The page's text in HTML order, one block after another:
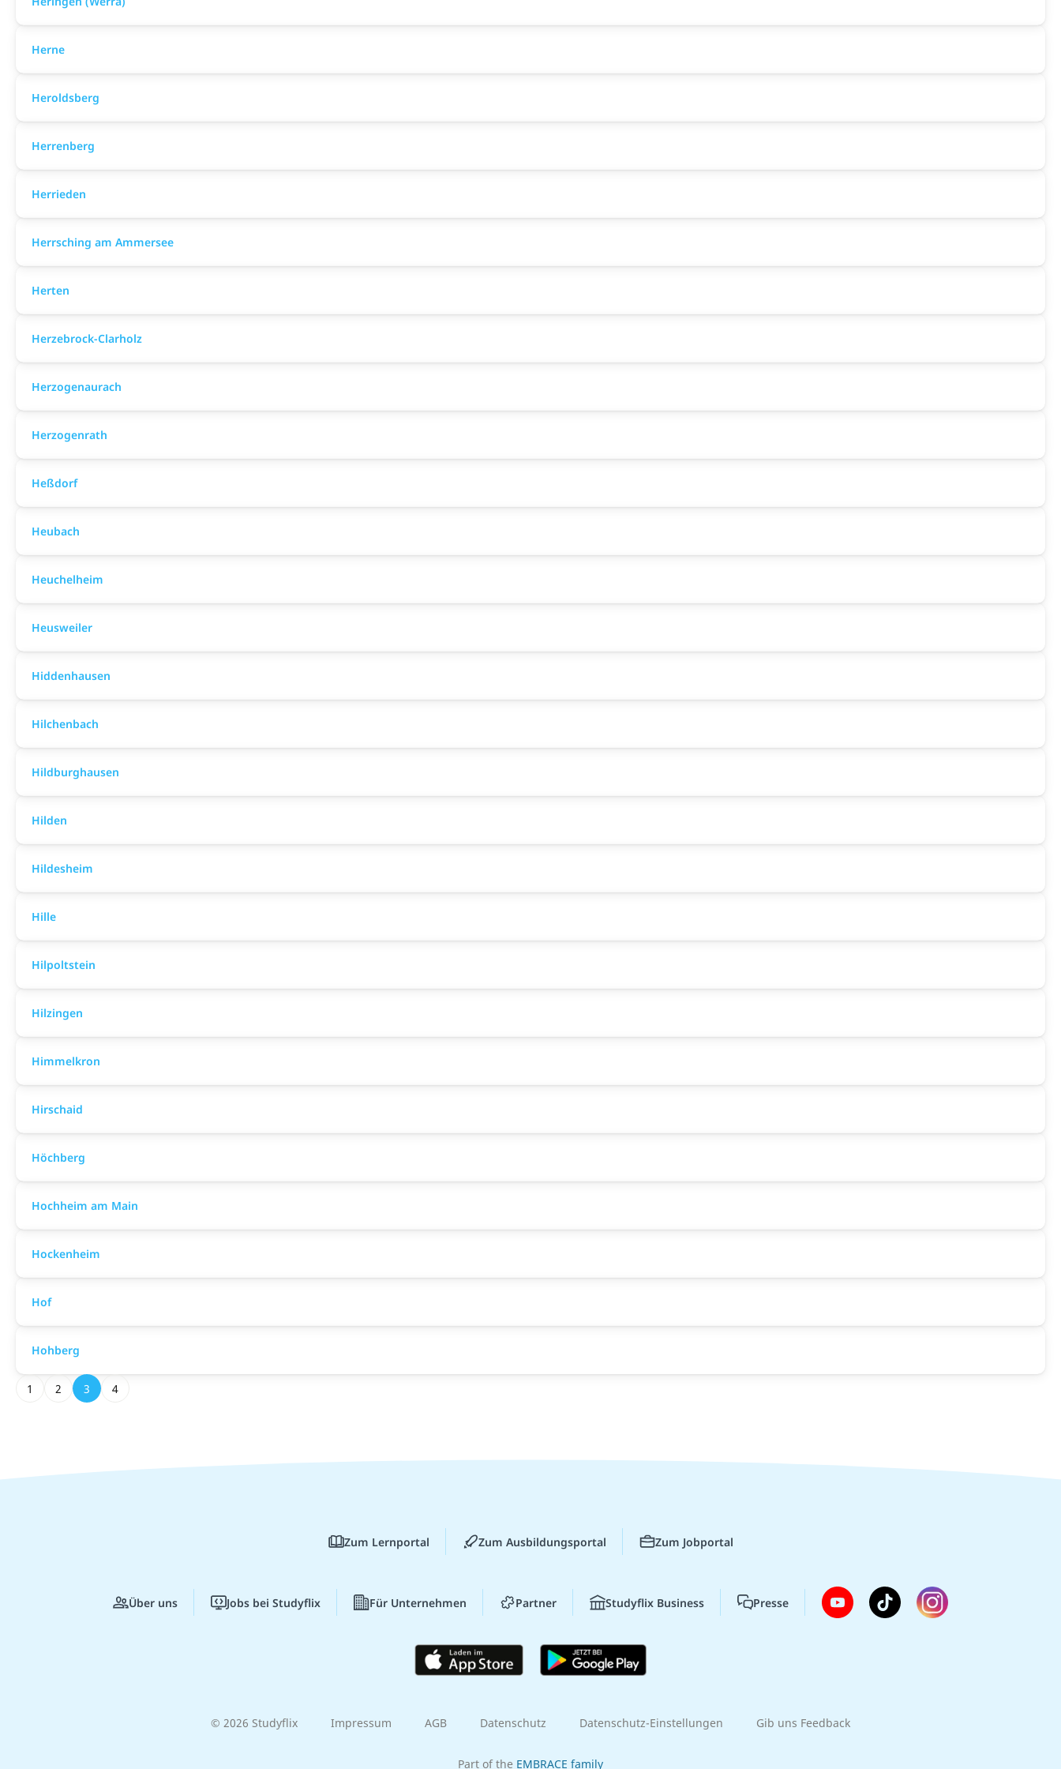
Herne
Heroldsberg
Herrenberg
Herrieden
Herrsching am Ammersee
Herten
Herzebrock-Clarholz
Herzogenaurach
Herzogenrath
Heßdorf
Heubach
Heuchelheim
Heusweiler
Hiddenhausen
Hilchenbach
Hildburghausen
Hilden
Hildesheim
Hille
Hilpoltstein
Hilzingen
Himmelkron
Hirschaid
Höchberg
Hochheim am Main
Hockenheim
Hof
Hohberg
1 2 3 4
Zum Lernportal Zum Ausbildungsportal Zum Jobportal
Über uns Jobs bei Studyflix Für Unternehmen Partner Studyflix Business Presse
© 2026 Studyflix Impressum AGB Datenschutz Datenschutz-Einstellungen Gib uns Feedback
Part of the EMBRACE family